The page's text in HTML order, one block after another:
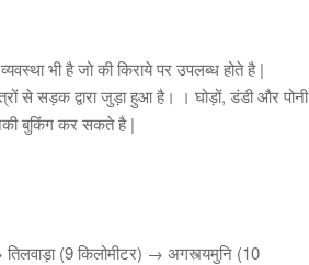
भी है जो की किराये पर उपलब्ध होते है |
से सड़क द्वारा जुड़ा हुआ है। । घोड़ों, डंडी और पोनी
बुकिंग कर सकते है |
(9 किलोमीटर) → अगस्त्यमुनि (10